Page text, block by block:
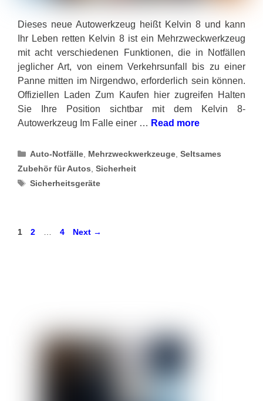
Dieses neue Autowerkzeug heißt Kelvin 8 und kann
Ihr Leben retten Kelvin 8 ist ein Mehrzweckwerkzeug
mit acht verschiedenen Funktionen, die in Notfällen
jeglicher Art, von einem Verkehrsunfall bis zu einer
Panne mitten im Nirgendwo, erforderlich sein können.
Offiziellen Laden Zum Kaufen hier zugreifen Halten
Sie Ihre Position sichtbar mit dem Kelvin 8-
Autowerkzeug Im Falle einer … Read more
Categories
Auto-Notfälle Mehrzweckwerkzeuge ,Seltsames
Zubehör für Autos Sicherheit
Tags
Sicherheitsgeräte
Page
1 Page
2 Page
4 Next →